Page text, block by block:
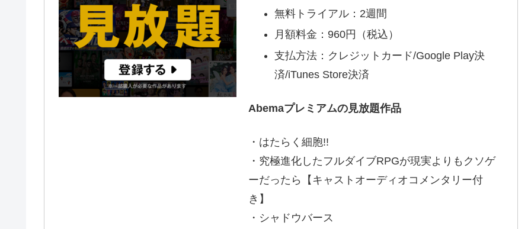
無料トライアル：2週間
月額料金：960円（税込）
支払方法：クレジットカード/Google Play決
済/iTunes Store決済
Abemaプレミアムの見放題作品
・はたらく細胞!!
・究極進化したフルダイブRPGが現実よりもクソゲ
ーだったら【キャストオーディオコメンタリー付
き】
・シャドウバース